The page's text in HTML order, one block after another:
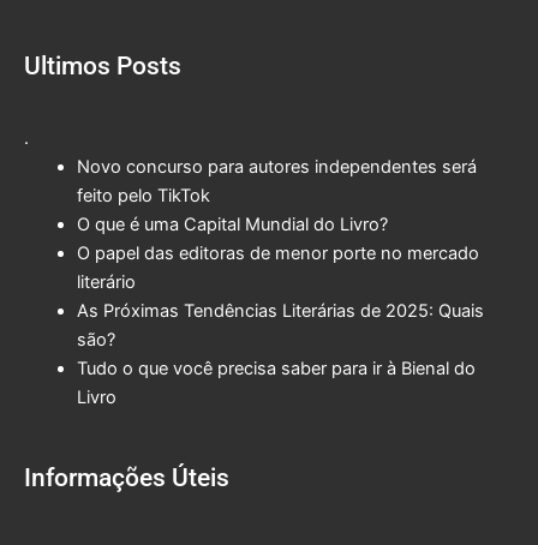
Ultimos Posts
.
Novo concurso para autores independentes será
feito pelo TikTok
O que é uma Capital Mundial do Livro?
O papel das editoras de menor porte no mercado
literário
As Próximas Tendências Literárias de 2025: Quais
são?
Tudo o que você precisa saber para ir à Bienal do
Livro
Informações Úteis